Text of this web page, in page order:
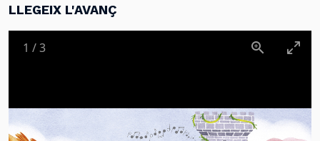
LLEGEIX L'AVANÇ
1 /3